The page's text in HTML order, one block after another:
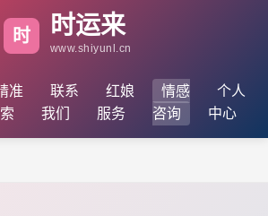
时 时运来
www.shiyunl.cn
准
联系
我们
红娘
服务
情感
咨询
个人
中心